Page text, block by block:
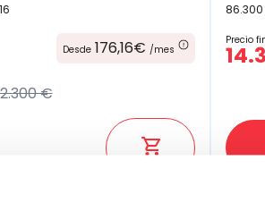
Desde 176,16€ /mes
€
86.300
Precio